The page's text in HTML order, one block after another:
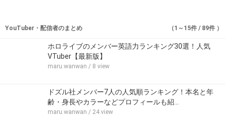
YouTuber・配信者のまとめ （1～15件 / 89件 ）
ホロライブのメンバー英語力ランキング30選！人気
VTuber【最新版】
maru.wanwan / 8 view
ドズル社メンバー7人の人気順ランキング！本名と年
齢・身長やカラーなどプロフィールも紹…
maru.wanwan / 24 view